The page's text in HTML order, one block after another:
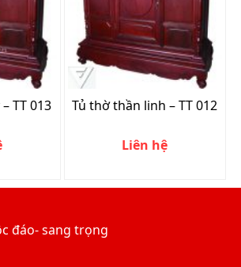
TT 013 Tủ thờ thần linh – TT 012
Liên hệ
đáo- sang trọng